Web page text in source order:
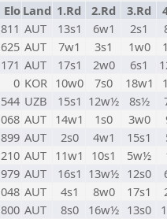
Elo Land 1.Rd 2.Rd 3.Rd
AUT 13s1 6w1 2s1
AUT 7w1 3s1 1w0
AUT 17s1 2w0 6s1
0 KOR 10w0 7s0 18w1
UZB 15s1 12w½ 8s½
AUT 14w1 1s0 3w0
899 AUT 2s0 4w1 15s1
AUT 11w1 10s1 5w½
979 AUT 16s1 13w½ 12s0
AUT 4s1 8w0 17s1
800 AUT 8s0 16w½ 13s0